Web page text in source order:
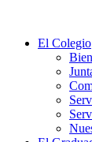
El Colegio